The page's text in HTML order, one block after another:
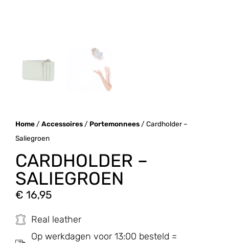
Home / Accessoires / Portemonnees / Cardholder –
Saliegroen
CARDHOLDER –
SALIEGROEN
€ 16,95
Real leather
Op werkdagen voor 13:00 besteld =